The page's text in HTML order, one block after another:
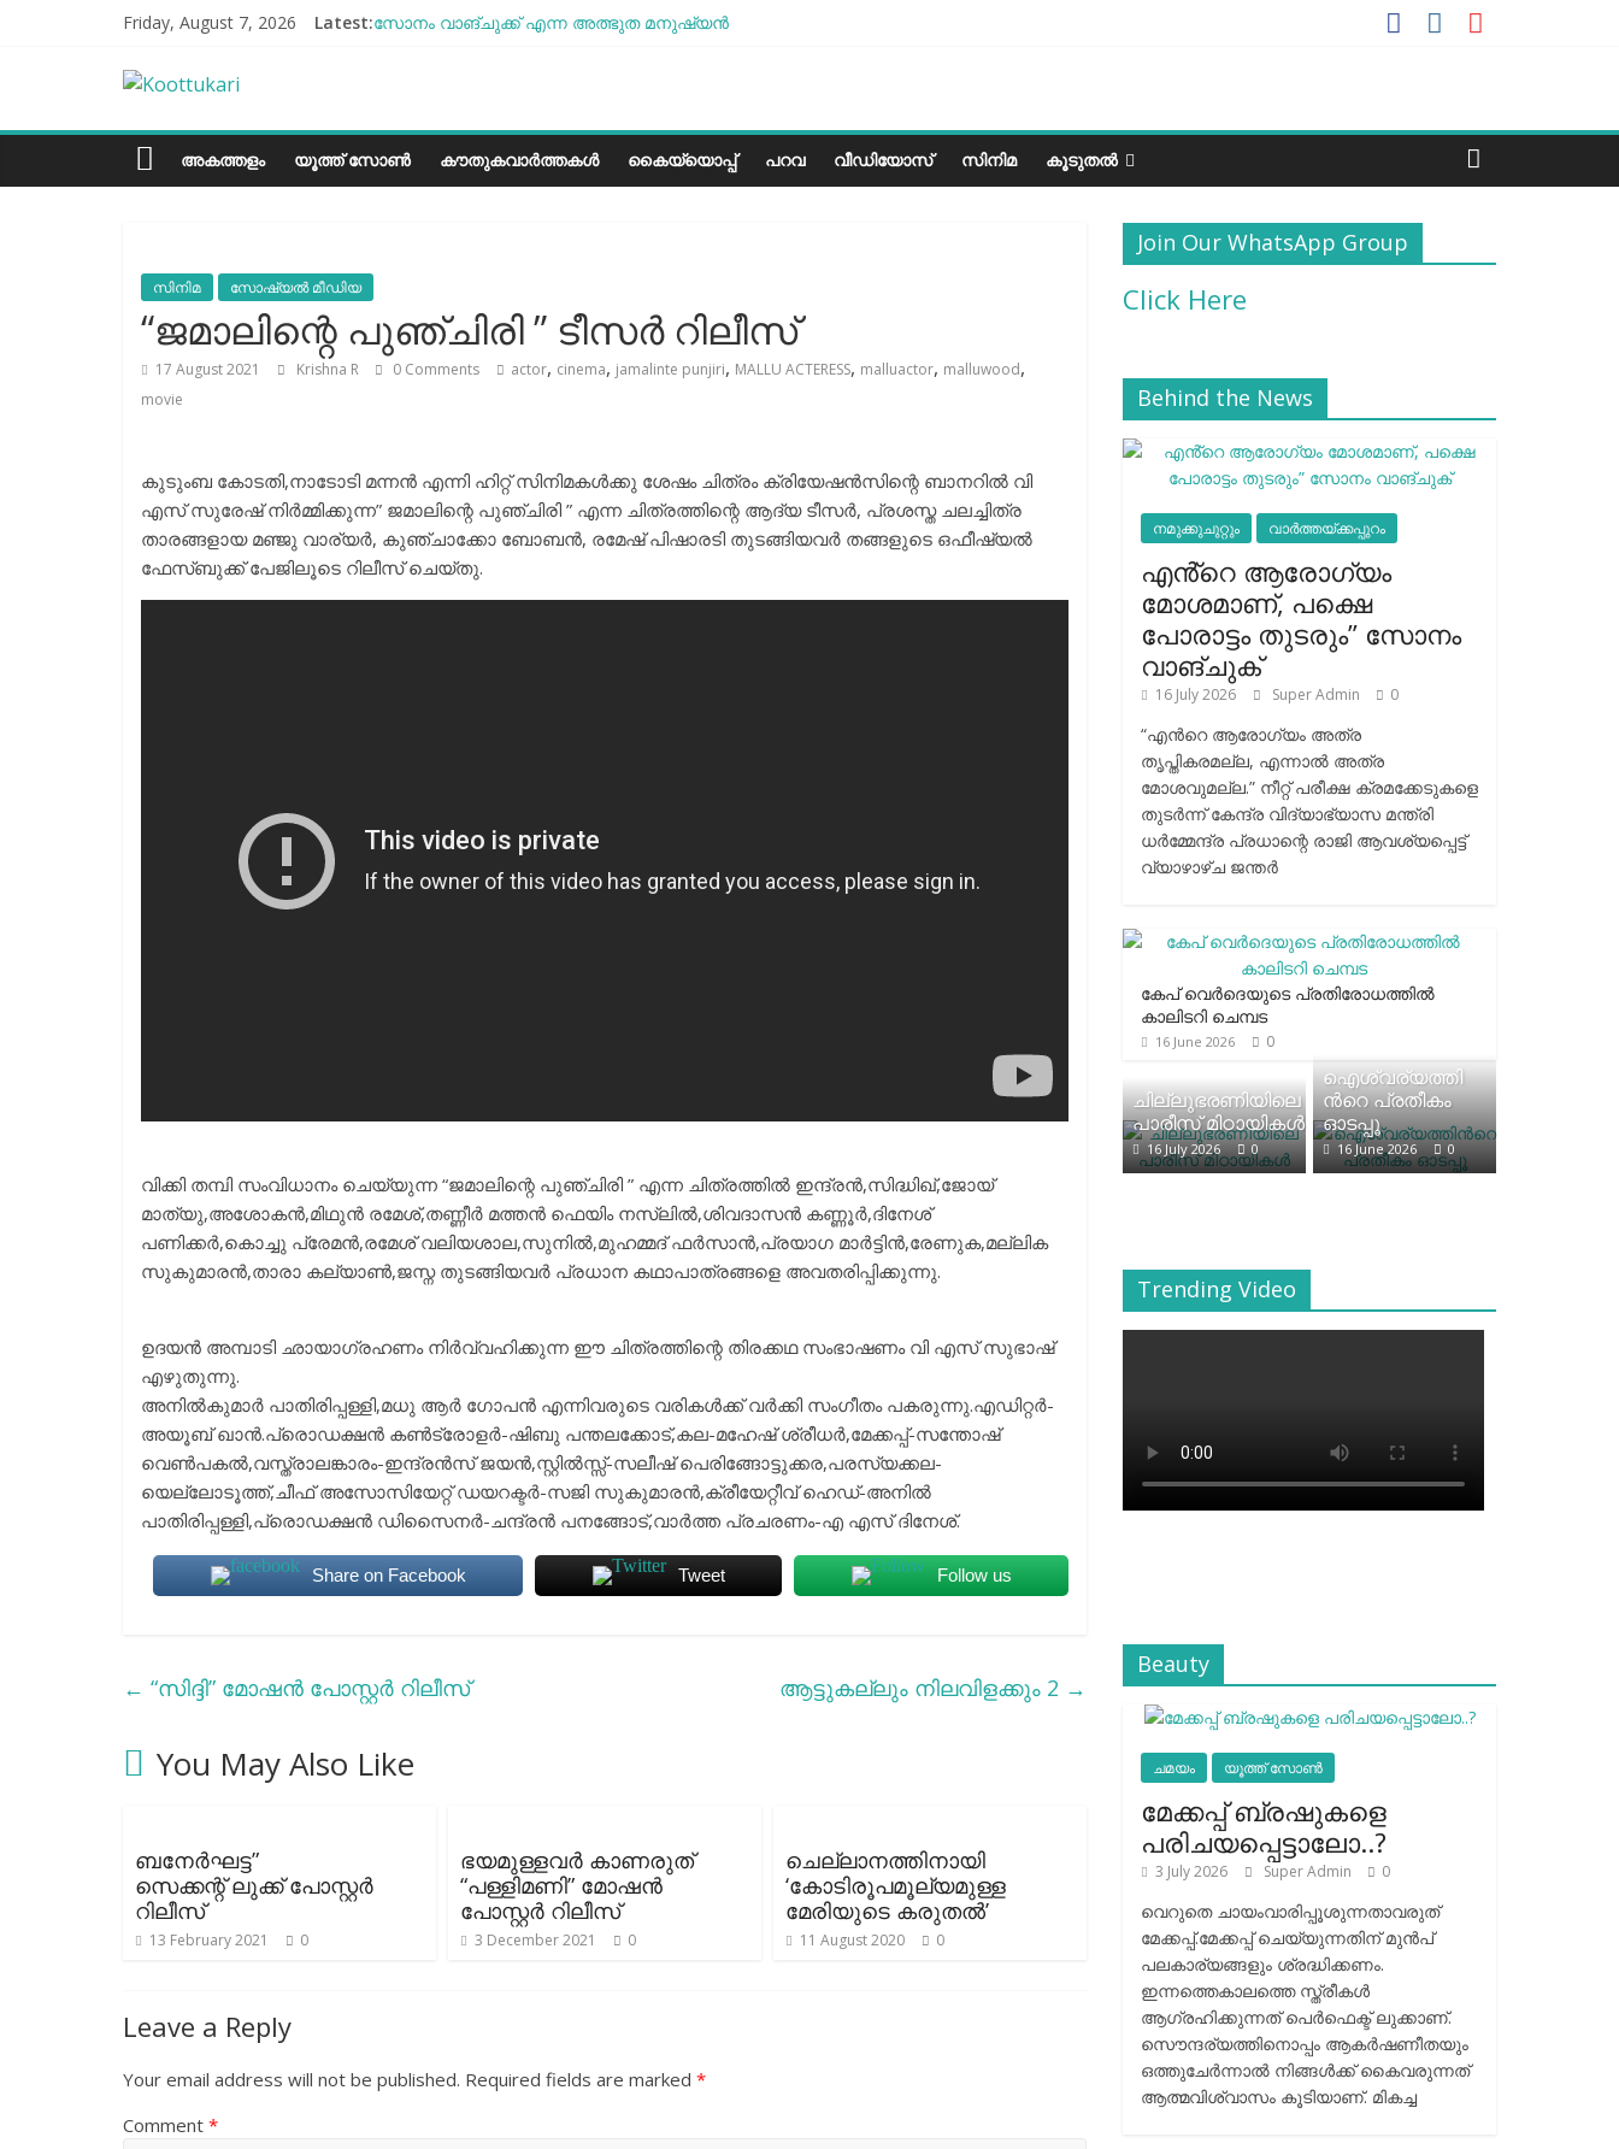
Friday, August 7, 2026 Latest:സോനം വാങ്ചുക്ക് എന്ന അത്ഭുത മനുഷ്യന്‍
ചില്ലുഭരണിയിലെ പാരീസ് മിഠായികള്‍
Koottukari
Kottukariഅകത്തളം യൂത്ത് സോൺ കൗതുകവാർത്തകൾ കൈയ്യൊപ്പ് പറവ വീഡിയോസ് സിനിമ കൂടുതൽ
സിനിമ സോഷ്യല്‍ മീഡിയ
“ജമാലിന്റെ പുഞ്ചിരി ” ടീസർ റിലീസ്
17 August 2021 Krishna R 0 Comments actor, cinema, jamalinte punjiri, MALLU ACTERESS, malluactor, malluwood,
movie
കുടുംബ കോടതി,നാടോടി മന്നന്‍ എന്നി ഹിറ്റ് സിനിമകള്‍ക്കു ശേഷം ചിത്രം ക്രിയേഷന്‍സിന്റെ ബാനറില്‍ വി
എസ് സുരേഷ് നിര്‍മ്മിക്കുന്ന” ജമാലിന്റെ പുഞ്ചിരി ” എന്ന ചിത്രത്തിന്റെ ആദ്യ ടീസർ, പ്രശസ്ത ചലച്ചിത്ര
താരങ്ങളായ മഞ്ജു വാര്യർ, കുഞ്ചാക്കോ ബോബൻ, രമേഷ് പിഷാരടി തുടങ്ങിയവർ തങ്ങളുടെ ഒഫീഷ്യൽ
ഫേസ്ബുക്ക് പേജിലൂടെ റിലീസ് ചെയ്തു.
വിക്കി തമ്പി സംവിധാനം ചെയ്യുന്ന “ജമാലിന്റെ പുഞ്ചിരി ” എന്ന ചിത്രത്തില്‍ ഇന്ദ്രന്‍,സിദ്ധിഖ്,ജോയ്
മാത്യു,അശോകന്‍,മിഥുന്‍ രമേശ്,തണ്ണീര്‍ മത്തന്‍ ഫെയിം നസ്ലില്‍,ശിവദാസന്‍ കണ്ണൂര്‍,ദിനേശ്
പണിക്കര്‍,കൊച്ചു പ്രേമന്‍,രമേശ് വലിയശാല,സുനില്‍,മുഹമ്മദ് ഫര്‍സാന്‍,പ്രയാഗ മാര്‍ട്ടിന്‍,രേണുക,മല്ലിക
സുകുമാരന്‍,താരാ കല്യാണ്‍,ജസ്ന തുടങ്ങിയവര്‍ പ്രധാന കഥാപാത്രങ്ങളെ അവതരിപ്പിക്കുന്നു.
ഉദയന്‍ അമ്പാടി ഛായാഗ്രഹണം നിര്‍വ്വഹിക്കുന്ന ഈ ചിത്രത്തിന്റെ തിരക്കഥ സംഭാഷണം വി എസ് സുഭാഷ്
എഴുതുന്നു.
അനില്‍കുമാര്‍ പാതിരിപ്പള്ളി,മധു ആര്‍ ഗോപന്‍ എന്നിവരുടെ വരികള്‍ക്ക് വര്‍ക്കി സംഗീതം പകരുന്നു.എഡിറ്റര്‍-
അയൂബ് ഖാന്‍.പ്രൊഡക്ഷന്‍ കണ്‍ട്രോളര്‍-ഷിബു പന്തലക്കോട്,കല-മഹേഷ് ശ്രീധര്‍,മേക്കപ്പ്-സന്തോഷ്
വെണ്‍പകല്‍,വസ്ത്രാലങ്കാരം-ഇന്ദ്രന്‍സ് ജയന്‍,സ്റ്റില്‍സ്സ്-സലീഷ് പെരിങ്ങോട്ടുക്കര,പരസ്യക്കല-
യെല്ലോടൂത്ത്,ചീഫ് അസോസിയേറ്റ് ഡയറക്ടര്‍-സജി സുകുമാരന്‍,ക്രീയേറ്റീവ് ഹെഡ്-അനില്‍
പാതിരിപ്പള്ളി,പ്രൊഡക്ഷന്‍ ഡിസെെനര്‍-ചന്ദ്രന്‍ പനങ്ങോട്,വാര്‍ത്ത പ്രചരണം-എ എസ് ദിനേശ്.
Share on Facebook Tweet Follow us
← “സിദ്ദി” മോഷൻ പോസ്റ്റർ റിലീസ് ആട്ടുകല്ലും നിലവിളക്കും 2 →
You May Also Like
ബനേര്‍ഘട്ട”
സെക്കന്റ് ലുക്ക് പോസ്റ്റര്‍
റിലീസ്
13 February 2021 0
ഭയമുള്ളവര്‍ കാണരുത്
“പള്ളിമണി” മോഷൻ
പോസ്റ്റർ റിലീസ്
3 December 2021 0
ചെല്ലാനത്തിനായി
‘കോടിരൂപമൂല്യമുള്ള
മേരിയുടെ കരുതല്‍’
11 August 2020 0
Leave a Reply
Your email address will not be published. Required fields are marked *
Comment *
Join Our WhatsApp Group
Click Here
Behind the News
നമുക്കുചുറ്റും വാർത്തയ്ക്കപ്പുറം
എൻ്റെ ആരോഗ്യം
മോശമാണ്, പക്ഷെ
പോരാട്ടം തുടരും” സോനം
വാങ്ചുക്
16 July 2026 Super Admin 0
“എന്‍റെ ആരോഗ്യം അത്ര
തൃപ്തികരമല്ല, എന്നാൽ അത്ര
മോശവുമല്ല.” നീറ്റ് പരീക്ഷ ക്രമക്കേടുകളെ
തുടർന്ന് കേന്ദ്ര വിദ്യാഭ്യാസ മന്ത്രി
ധർമ്മേന്ദ്ര പ്രധാന്റെ രാജി ആവശ്യപ്പെട്ട്
വ്യാഴാഴ്ച ജന്തർ
കേപ് വെര്‍ദെയുടെ പ്രതിരോധത്തില്‍
കാലിടറി ചെമ്പട
16 June 2026 0
ചില്ലുഭരണിയിലെ
പാരീസ് മിഠായികള്‍
16 July 2026 0
ഐശ്വര്യത്തി
ന്‍റെ പ്രതീകം
ഓടപ്പൂ
16 June 2026 0
Trending Video
Beauty
ചമയം യൂത്ത് സോൺ
മേക്കപ്പ് ബ്രഷുകളെ
പരിചയപ്പെട്ടാലോ..?
3 July 2026 Super Admin 0
വെറുതെ ചായംവാരിപ്പൂശുന്നതാവരുത്
മേക്കപ്പ്.മേക്കപ്പ് ചെയ്യുന്നതിന് മുന്‍പ്
പലകാര്യങ്ങളും ശ്രദ്ധിക്കണം.
ഇന്നത്തെകാലത്തെ സ്ത്രീകള്‍
ആഗ്രഹിക്കുന്നത് പെര്‍ഫെക്ട് ലുക്കാണ്.
സൌന്ദര്യത്തിനൊപ്പം ആകര്‍ഷണീതയും
ഒത്തുചേര്‍ന്നാല്‍ നിങ്ങള്‍ക്ക് കൈവരുന്നത്
ആത്മവിശ്വാസം കൂടിയാണ്. മികച്ച